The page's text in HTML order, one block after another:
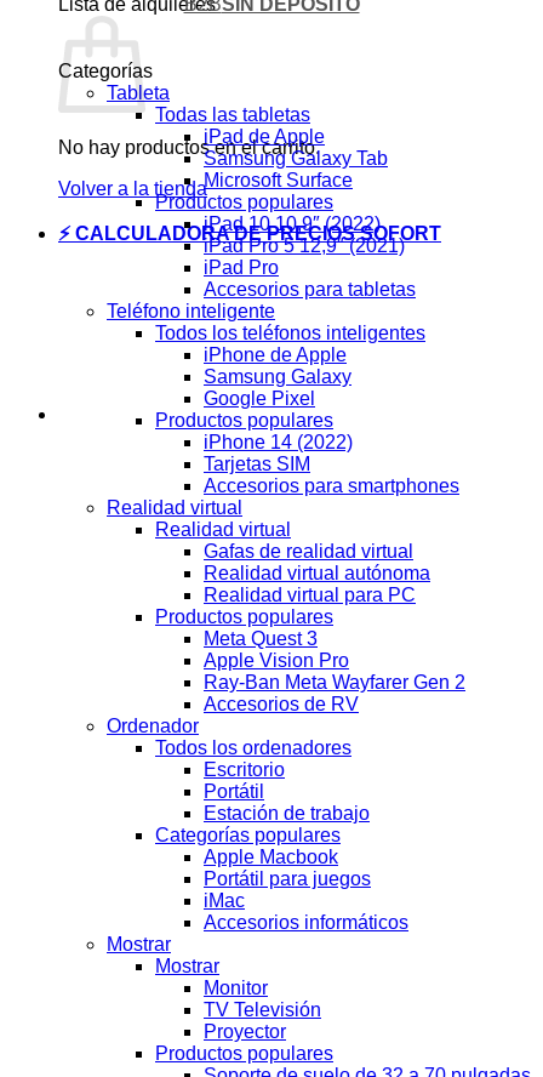
Lista de alquileres
No hay productos en el carrito.
Volver a la tienda
⚡ CALCULADORA DE PRECIOS SOFORT
B2BSIN DEPÓSITO
Categorías
Tableta
Todas las tabletas
iPad de Apple
Samsung Galaxy Tab
Microsoft Surface
Productos populares
iPad 10 10,9″ (2022)
iPad Pro 5 12,9″ (2021)
iPad Pro
Accesorios para tabletas
Teléfono inteligente
Todos los teléfonos inteligentes
iPhone de Apple
Samsung Galaxy
Google Pixel
Productos populares
iPhone 14 (2022)
Tarjetas SIM
Accesorios para smartphones
Realidad virtual
Realidad virtual
Gafas de realidad virtual
Realidad virtual autónoma
Realidad virtual para PC
Productos populares
Meta Quest 3
Apple Vision Pro
Ray-Ban Meta Wayfarer Gen 2
Accesorios de RV
Ordenador
Todos los ordenadores
Escritorio
Portátil
Estación de trabajo
Categorías populares
Apple Macbook
Portátil para juegos
iMac
Accesorios informáticos
Mostrar
Mostrar
Monitor
TV Televisión
Proyector
Productos populares